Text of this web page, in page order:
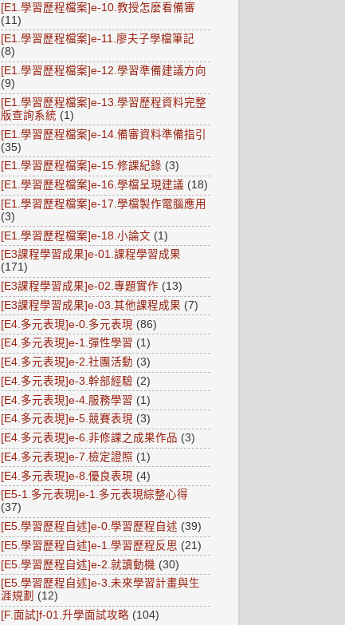
[E1.學習歷程檔案]e-10.教授怎麼看備審
(11)
[E1.學習歷程檔案]e-11.廖夫子學檔筆記
(8)
[E1.學習歷程檔案]e-12.學習準備建議方向
(9)
[E1.學習歷程檔案]e-13.學習歷程資料完整
版查詢系統 (1)
[E1.學習歷程檔案]e-14.備審資料準備指引
(35)
[E1.學習歷程檔案]e-15.修課紀錄 (3)
[E1.學習歷程檔案]e-16.學檔呈現建議 (18)
[E1.學習歷程檔案]e-17.學檔製作電腦應用
(3)
[E1.學習歷程檔案]e-18.小論文 (1)
[E3課程學習成果]e-01.課程學習成果
(171)
[E3課程學習成果]e-02.專題實作 (13)
[E3課程學習成果]e-03.其他課程成果 (7)
[E4.多元表現]e-0.多元表現 (86)
[E4.多元表現]e-1.彈性學習 (1)
[E4.多元表現]e-2.社團活動 (3)
[E4.多元表現]e-3.幹部經驗 (2)
[E4.多元表現]e-4.服務學習 (1)
[E4.多元表現]e-5.競賽表現 (3)
[E4.多元表現]e-6.非修課之成果作品 (3)
[E4.多元表現]e-7.檢定證照 (1)
[E4.多元表現]e-8.優良表現 (4)
[E5-1.多元表現]e-1.多元表現綜整心得
(37)
[E5.學習歷程自述]e-0.學習歷程自述 (39)
[E5.學習歷程自述]e-1.學習歷程反思 (21)
[E5.學習歷程自述]e-2.就讀動機 (30)
[E5.學習歷程自述]e-3.未來學習計畫與生
涯規劃 (12)
[F.面試]f-01.升學面試攻略 (104)